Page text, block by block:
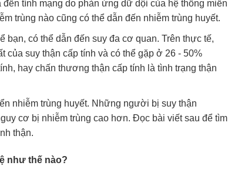
tính mạng do phản ứng dữ dội của hệ thống miễn
trùng nào cũng có thể dẫn đến nhiễm trùng huyết.
bạn, có thể dẫn đến suy đa cơ quan. Trên thực tế,
của suy thận cấp tính và có thể gặp ở 26 - 50%
hay chấn thương thận cấp tính là tình trạng thận
nhiễm trùng huyết. Những người bị suy thận
cơ bị nhiễm trùng cao hơn. Đọc bài viết sau để tìm
thận.
như thế nào?